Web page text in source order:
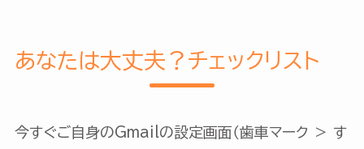
あなたは大丈夫？チェックリスト
今すぐご自身のGmailの設定画面（歯車マーク ＞ す